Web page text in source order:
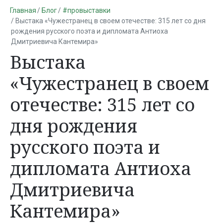
Главная Блог
#провыставки
Выстака «Чужестранец в своем отечестве: 315 лет со дня
рождения русского поэта и дипломата Антиоха
Дмитриевича Кантемира»
Выстака
«Чужестранец в своем
отечестве: 315 лет со
дня рождения
русского поэта и
дипломата Антиоха
Дмитриевича
Кантемира»